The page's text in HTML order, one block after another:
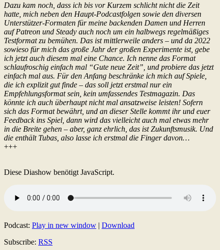
Dazu kam noch, dass ich bis vor Kurzem schlicht nicht die Zeit
hatte, mich neben den Haupt-Podcastfolgen sowie den diversen
Unterstützer-Formaten für meine backenden Damen und Herren
auf Patreon und Steady auch noch um ein halbwegs regelmäßiges
Testformat zu bemühen. Das ist mittlerweile anders – und da 2022
sowieso für mich das große Jahr der großen Experimente ist, gebe
ich jetzt auch diesem mal eine Chance. Ich nenne das Format
schlaufroschig einfach mal “Gute neue Zeit”, und probiere das jetzt
einfach mal aus. Für den Anfang beschränke ich mich auf Spiele,
die ich explizit gut finde – das soll jetzt erstmal nur ein
Empfehlungsformat sein, kein umfassendes Testmagazin. Das
könnte ich auch überhaupt nicht mal ansatzweise leisten! Sofern
sich das Format bewährt, und an dieser Stelle kommt ihr und euer
Feedback ins Spiel, dann wird das vielleicht auch mal etwas mehr
in die Breite gehen – aber, ganz ehrlich, das ist Zukunftsmusik. Und
die enthält Tubas, also lasse ich erstmal die Finger davon…
+++
Diese Diashow benötigt JavaScript.
Podcast: Play in new window | Download
Subscribe: RSS